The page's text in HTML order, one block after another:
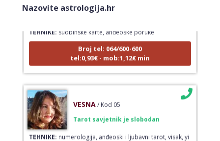
Nazovite astrologija.hr
Tarot savjetnik je zauzet
TEHNIKE: sudbinske karte, anđeoske poruke
Broj tel: 064/600-600
tel:0,93€ - mob:1,12€ min
VESNA / Kod 05
Tarot savjetnik je slobodan
TEHNIKE: numerologija, anđeoski i ljubavni tarot, visak, yi